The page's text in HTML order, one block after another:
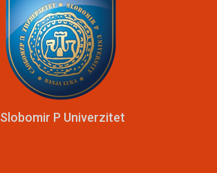
Slobomir P Univerzitet